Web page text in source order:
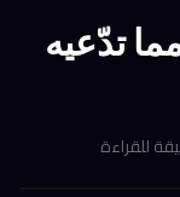
تدّعيه
للقراءة